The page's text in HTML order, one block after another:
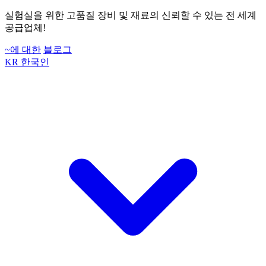
실험실을 위한 고품질 장비 및 재료의 신뢰할 수 있는 전 세계
공급업체!
~에 대한 블로그
KR 한국인